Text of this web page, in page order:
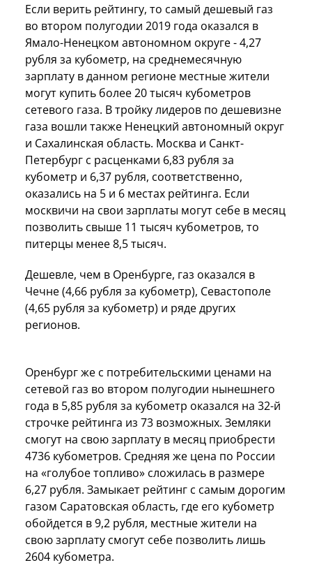
Если верить рейтингу, то самый дешевый газ
во втором полугодии 2019 года оказался в
Ямало-Ненецком автономном округе - 4,27
рубля за кубометр, на среднемесячную
зарплату в данном регионе местные жители
могут купить более 20 тысяч кубометров
сетевого газа. В тройку лидеров по дешевизне
газа вошли также Ненецкий автономный округ
и Сахалинская область. Москва и Санкт-
Петербург с расценками 6,83 рубля за
кубометр и 6,37 рубля, соответственно,
оказались на 5 и 6 местах рейтинга. Если
москвичи на свои зарплаты могут себе в месяц
позволить свыше 11 тысяч кубометров, то
питерцы менее 8,5 тысяч.
Дешевле, чем в Оренбурге, газ оказался в
Чечне (4,66 рубля за кубометр), Севастополе
(4,65 рубля за кубометр) и ряде других
регионов.
Оренбург же с потребительскими ценами на
сетевой газ во втором полугодии нынешнего
года в 5,85 рубля за кубометр оказался на 32-й
строчке рейтинга из 73 возможных. Земляки
смогут на свою зарплату в месяц приобрести
4736 кубометров. Средняя же цена по России
на «голубое топливо» сложилась в размере
6,27 рубля. Замыкает рейтинг с самым дорогим
газом Саратовская область, где его кубометр
обойдется в 9,2 рубля, местные жители на
свою зарплату смогут себе позволить лишь
2604 кубометра.